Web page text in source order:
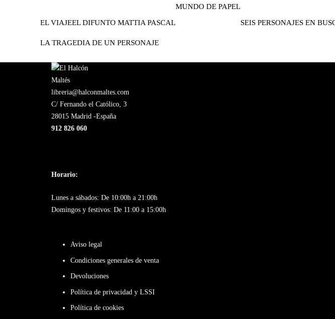
EL VIAJEEL DIFUNTO MATTIA PASCAL
MUNDO DE PAPEL
SEIS PERSONAJES EN
LA TRAGEDIA DE UN PERSONAJE
libreria@halconmaltes.com
C/ Fernando el Católico, 3
28015 Madrid -España
912 826 060
Horario:
Lunes a sábados: De 10:00h a 21:00h
Domingos y festivos: De 11:00 a 15:00h
Aviso legal
Condiciones generales de venta
Devoluciones
Política de privacidad y LSSI
Política de cookies